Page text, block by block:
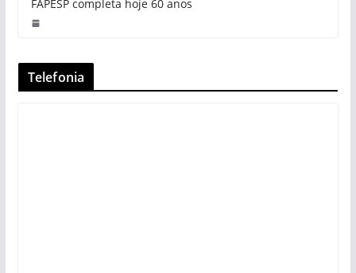
FAPESP completa hoje 60 anos
Telefonia